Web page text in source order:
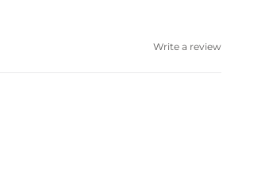
Write a review